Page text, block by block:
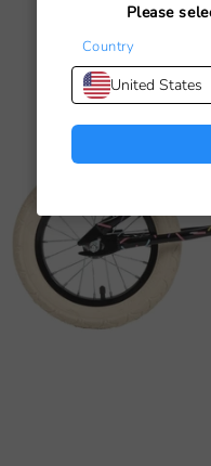
Please
Country
United States